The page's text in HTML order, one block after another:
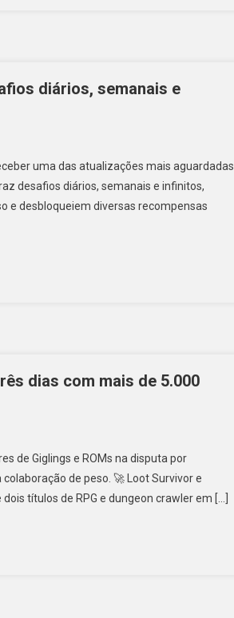
diários, semanais e
uma das atualizações mais aguardadas
desafios diários, semanais e infinitos,
e desbloqueiem diversas recompensas
dias com mais de 5.000
de Giglings e ROMs na disputa por
de peso. 🚀 Loot Survivor e
títulos de RPG e dungeon crawler em […]